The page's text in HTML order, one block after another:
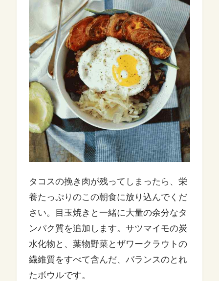
タコスの挽き肉が残ってしまったら、栄
養たっぷりのこの朝食に放り込んでくだ
さい。目玉焼きと一緒に大量の余分なタ
ンパク質を追加します。サツマイモの炭
水化物と、葉物野菜とザワークラウトの
繊維質をすべて含んだ、バランスのとれ
たボウルです。